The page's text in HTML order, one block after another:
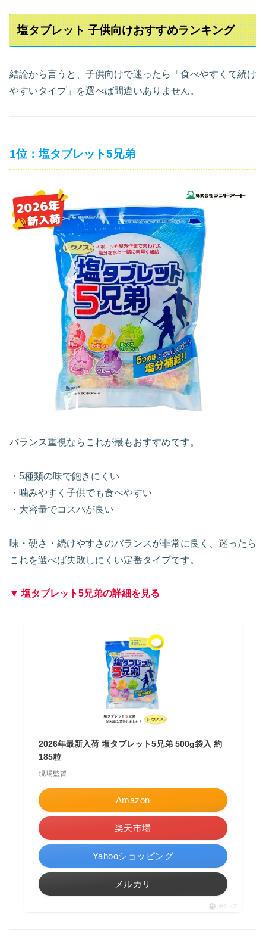
塩タブレット 子供向けおすすめランキング
結論から言うと、子供向けで迷ったら「食べやすくて続け
やすいタイプ」を選べば間違いありません。
1位：塩タブレット5兄弟
バランス重視ならこれが最もおすすめです。
・5種類の味で飽きにくい
・噛みやすく子供でも食べやすい
・大容量でコスパが良い
味・硬さ・続けやすさのバランスが非常に良く、迷ったら
これを選べば失敗しにくい定番タイプです。
▼ 塩タブレット5兄弟の詳細を見る
2026年最新入荷 塩タブレット5兄弟 500g袋入 約
185粒
現場監督
Amazon
楽天市場
Yahooショッピング
メルカリ
ポチップ